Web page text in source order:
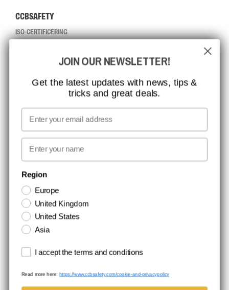
CCBSAFETY
ISO-CERTIFICERING
MISSION, VISION OG VÆRDIER
KONTAKT
JOB HOS CCBSAFETY
MEDIA
VI TAGER ANSVAR
NYHEDSBREV TILMELDING
Hold dig opdateret med gode tilbud og produktnyheder. Din e-mail
opbevares sikkert og du kan til enhver tid
Handelsbetingelser
Cookie- og privatlivspolitik
JOIN OUR NEWSLETTER!
Get the latest updates with news, tips &
tricks and great deals.
Email
First name
Region
Europe
United Kingdom
United States
Asia
Terms and conditions
I accept the terms and conditions
Read more here:https://www.ccbsafety.com/cookie-and-privacypolicy